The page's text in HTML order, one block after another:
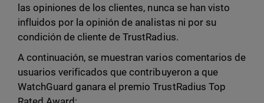
las opiniones de los clientes, nunca se han visto
influidos por la opinión de analistas ni por su
condición de cliente de TrustRadius.
A continuación, se muestran varios comentarios de
usuarios verificados que contribuyeron a que
WatchGuard ganara el premio TrustRadius Top